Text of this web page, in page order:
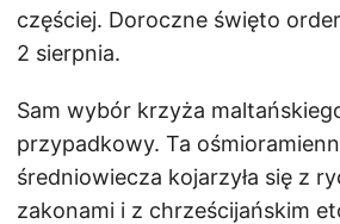
częściej. Doroczne święto
2 sierpnia.
Sam wybór krzyża
przypadkowy. Ta
średniowiecza kojarzyła się z
zakonami i z chrześcijańskim